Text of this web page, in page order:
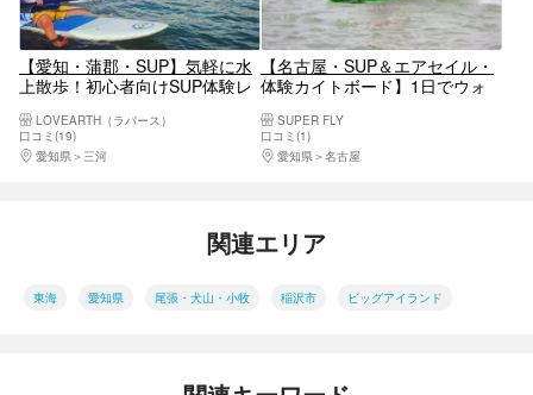
【愛知・蒲郡・SUP】気軽に水
上散歩！初心者向けSUP体験レ
LOVEARTH（ラバース）
口コミ(19)
愛知県
三河
【名古屋・SUP＆エアセイル・
体験カイトボード】1日でウォ
川でよくばりに遊ぼう
SUPER FLY
口コミ(1)
愛知県
名古屋
関連エリア
東海 愛知県 尾張・犬山・小牧 稲沢市 ビッグアイランド